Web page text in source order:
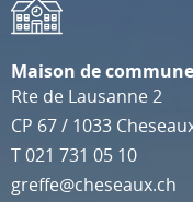
Maison de commune
Rte de Lausanne 2
CP 67/ 1033
T021 731 05 10
greffe@cheseaux.ch